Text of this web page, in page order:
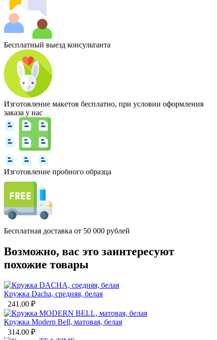
Бесплатный выезд консультанта
Изготовление макетов бесплатно, при условии оформления
заказа у нас
Изготовление пробного образца
Бесплатная доставка от 50 000 рублей
Возможно, вас это заинтересуют
похожие товары
Кружка Dacha, средняя, белая
241.00 ₽
Кружка Modern Bell, матовая, белая
314.00 ₽